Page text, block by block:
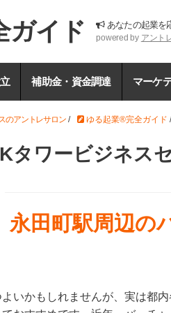
ガイド あなたの起業を
powered by アント
補助金・資金調達 マーケ
のアントレサロン/ ゆる起業®完全ガイド /
タワービジネス
永田町駅周辺
いかもしれませんが、実は都